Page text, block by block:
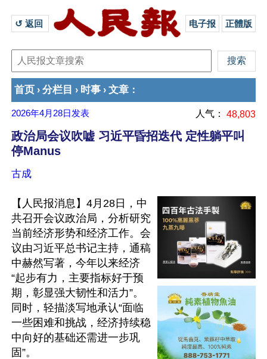
↺ 返回 电子报 正體版
首页 › 分栏目 › 时事 › 文章 ：
2026年4月28日 发表 人气： 48,803
政治局会议吹嘘 习近平昏招迭代 定性躺平叫
停Manus
古成
【人民报消息】4月28日，中
共召开会议政治局，分析研究
当前经济形势和经济工作。会
议由习近平总书记主持，通稿
中赫然写著，今年以来经济
“起步有力，主要指标好于预
期，彰显强大韧性和活力”。
同时，轻描淡写地承认“面临
一些困难和挑战，经济持续稳
中向好的基础还需进一步巩
固”。